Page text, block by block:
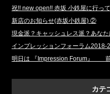
祝!! new open!! 赤坂 小鉄屋に行っ
新店のお知らせ(赤坂小鉄屋) ②
現金派？キャッシュレス派？あなた
インプレッションフォーラム
明日は 『Impression Forum』
カテ